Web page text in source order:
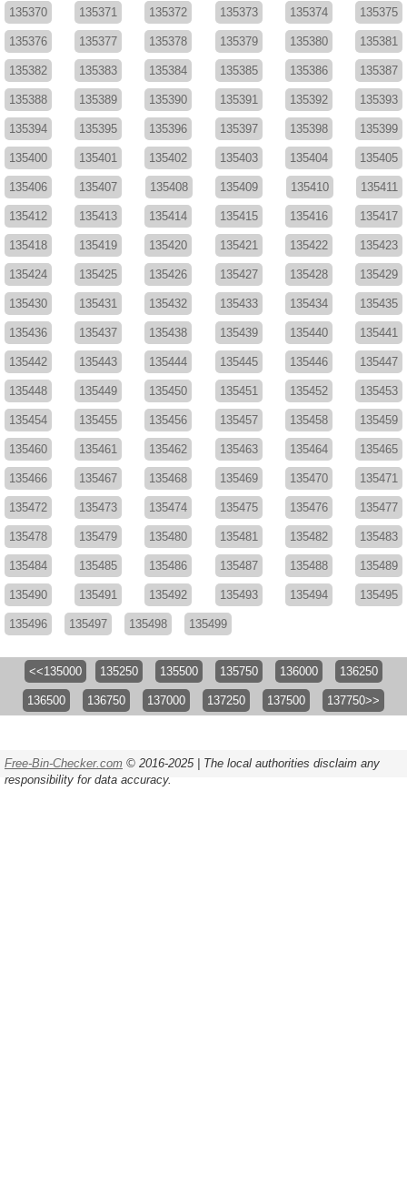
135370 135371 135372 135373 135374 135375
135376 135377 135378 135379 135380 135381
135382 135383 135384 135385 135386 135387
135388 135389 135390 135391 135392 135393
135394 135395 135396 135397 135398 135399
135400 135401 135402 135403 135404 135405
135406 135407 135408 135409 135410 135411
135412 135413 135414 135415 135416 135417
135418 135419 135420 135421 135422 135423
135424 135425 135426 135427 135428 135429
135430 135431 135432 135433 135434 135435
135436 135437 135438 135439 135440 135441
135442 135443 135444 135445 135446 135447
135448 135449 135450 135451 135452 135453
135454 135455 135456 135457 135458 135459
135460 135461 135462 135463 135464 135465
135466 135467 135468 135469 135470 135471
135472 135473 135474 135475 135476 135477
135478 135479 135480 135481 135482 135483
135484 135485 135486 135487 135488 135489
135490 135491 135492 135493 135494 135495
135496 135497 135498 135499
<<135000 135250 135500 135750 136000 136250
136500 136750 137000 137250 137500 137750>>
Free-Bin-Checker.com © 2016-2025 | The local authorities disclaim any
responsibility for data accuracy.